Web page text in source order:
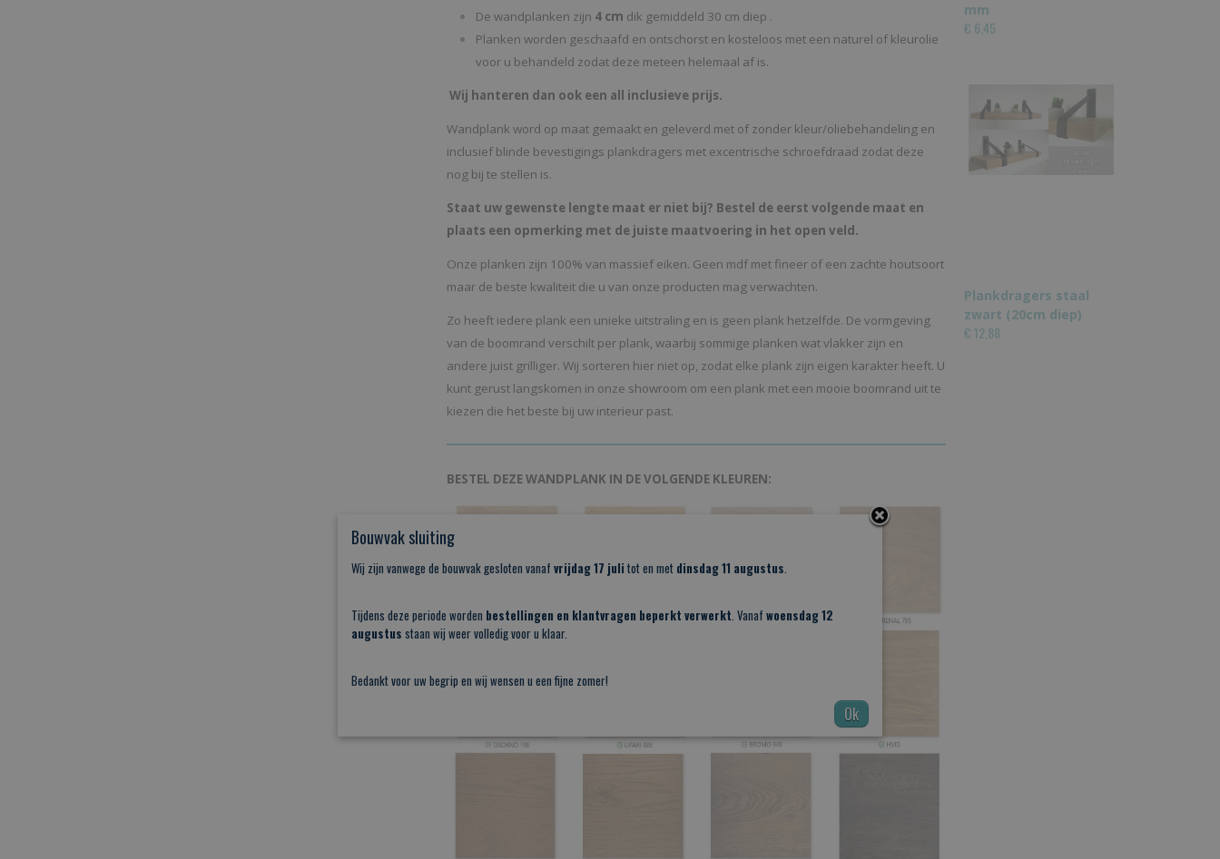
De wandplanken zijn 4 cm dik gemiddeld 30 cm diep .
Planken worden geschaafd en ontschorst en kosteloos met een naturel of kleurolie
voor u behandeld zodat deze meteen helemaal af is.
Wij hanteren dan ook een all inclusieve prijs.
Wandplank word op maat gemaakt en geleverd met of zonder kleur/oliebehandeling en
inclusief blinde bevestigings plankdragers met excentrische schroefdraad zodat deze
nog bij te stellen is.
Staat uw gewenste lengte maat er niet bij? Bestel de eerst volgende maat en
plaats een opmerking met de juiste maatvoering in het open veld.
Onze planken zijn 100% van massief eiken. Geen mdf met fineer of een zachte houtsoort
maar de beste kwaliteit die u van onze producten mag verwachten.
Zo heeft iedere plank een unieke uitstraling en is geen plank hetzelfde. De vormgeving
van de boomrand verschilt per plank, waarbij sommige planken wat vlakker zijn en
andere juist grilliger. Wij sorteren hier niet op, zodat elke plank zijn eigen karakter heeft. U
kunt gerust langskomen in onze showroom om een plank met een mooie boomrand uit te
kiezen die het beste bij uw interieur past.
BESTEL DEZE WANDPLANK IN DE VOLGENDE KLEUREN:
mm
€ 6,45
Plankdragers staal
zwart (20cm diep)
€ 12,88
Bouwvak sluiting
Wij zijn vanwege de bouwvak gesloten vanaf vrijdag 17 juli tot en met dinsdag 11 augustus.
Tijdens deze periode worden bestellingen en klantvragen beperkt verwerkt. Vanaf woensdag 12
augustus staan wij weer volledig voor u klaar.
Bedankt voor uw begrip en wij wensen u een fijne zomer!
Ok